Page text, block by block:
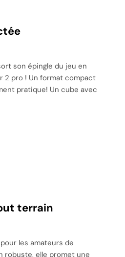
son épingle du jeu en
2 pro ! Un format compact
pratique! Un cube avec
terrain
les amateurs de
robuste, elle promet une